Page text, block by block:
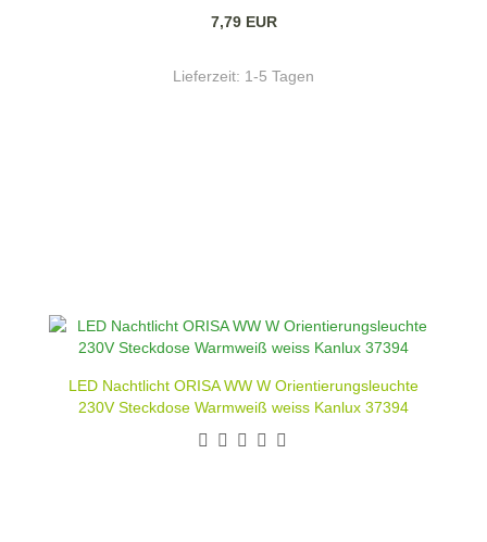
7,79 EUR
Lieferzeit: 1-5 Tagen
LED Nachtlicht ORISA WW W Orientierungsleuchte
230V Steckdose Warmweiß weiss Kanlux 37394